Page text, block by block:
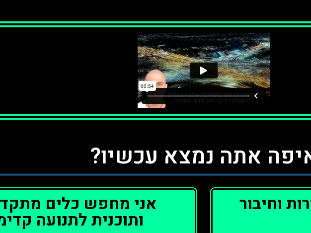
אתה נמצא עכשיו?
וחיבור אני מחפש כלים
ותוכנית לתנועה